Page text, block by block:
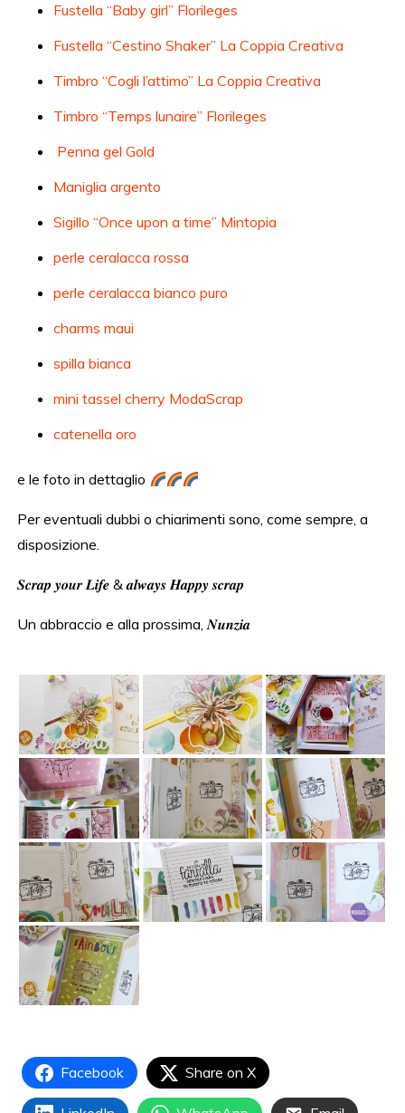
Fustella “Baby girl” Florileges
Fustella “Cestino Shaker” La Coppia Creativa
Timbro “Cogli l’attimo” La Coppia Creativa
Timbro “Temps lunaire” Florileges
Penna gel Gold
Maniglia argento
Sigillo “Once upon a time” Mintopia
perle ceralacca rossa
perle ceralacca bianco puro
charms maui
spilla bianca
mini tassel cherry ModaScrap
catenella oro
e le foto in dettaglio
Per eventuali dubbi o chiarimenti sono, come sempre, a
disposizione.
𝑺𝒄𝒓𝒂𝒑 𝒚𝒐𝒖𝒓 𝑳𝒊𝒇𝒆 & 𝒂𝒍𝒘𝒂𝒚𝒔 𝑯𝒂𝒑𝒑𝒚 𝒔𝒄𝒓𝒂𝒑
Un abbraccio e alla prossima, 𝑵𝒖𝒏𝒛𝒊𝒂
Facebook Share on X